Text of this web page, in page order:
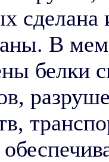
сделана
В
белки